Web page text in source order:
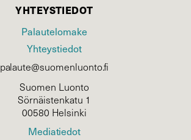
YHTEYSTIEDOT
Palautelomake
Yhteystiedot
palaute@suomenluonto.fi
Suomen Luonto
Sörnäistenkatu 1
00580 Helsinki
Mediatiedot